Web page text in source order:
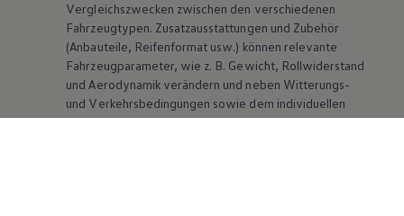
Vergleichszwecken zwischen den verschiedenen
Fahrzeugtypen. Zusatzausstattungen und Zubehör
(Anbauteile, Reifenformat usw.) können relevante
Fahrzeugparameter, wie z. B. Gewicht, Rollwiderstand
und Aerodynamik verändern und neben Witterungs-
und Verkehrsbedingungen sowie dem individuellen
Fahrverhalten den Kraftstoffverbrauch, den